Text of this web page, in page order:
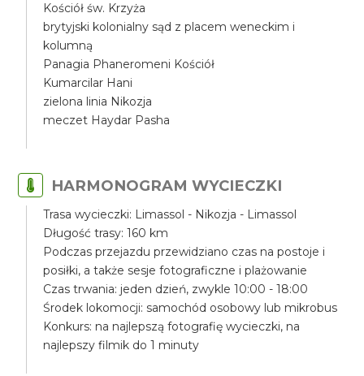
Kościół św. Krzyża
brytyjski kolonialny sąd z placem weneckim i
kolumną
Panagia Phaneromeni Kościół
Kumarcilar Hani
zielona linia Nikozja
meczet Haydar Pasha
HARMONOGRAM WYCIECZKI
Trasa wycieczki: Limassol - Nikozja - Limassol
Długość trasy: 160 km
Podczas przejazdu przewidziano czas na postoje i
posiłki, a także sesje fotograficzne i plażowanie
Czas trwania: jeden dzień, zwykle 10:00 - 18:00
Środek lokomocji: samochód osobowy lub mikrobus
Konkurs: na najlepszą fotografię wycieczki, na
najlepszy filmik do 1 minuty